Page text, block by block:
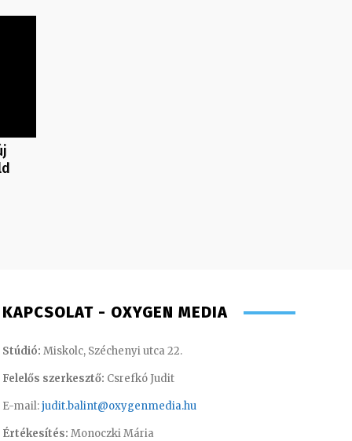
KAPCSOLAT - OXYGEN MEDIA
Stúdió: Miskolc, Széchenyi utca 22.
Felelős szerkesztő: Csrefkó Judit
E-mail:judit.balint@oxygenmedia.hu
Értékesítés: Monoczki Mária